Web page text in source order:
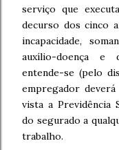
serviço que
decurso dos cinco
incapacidade,
auxílio-doença e
entende-se (pelo
empregador
vista a Previdência
do segurado a
trabalho.